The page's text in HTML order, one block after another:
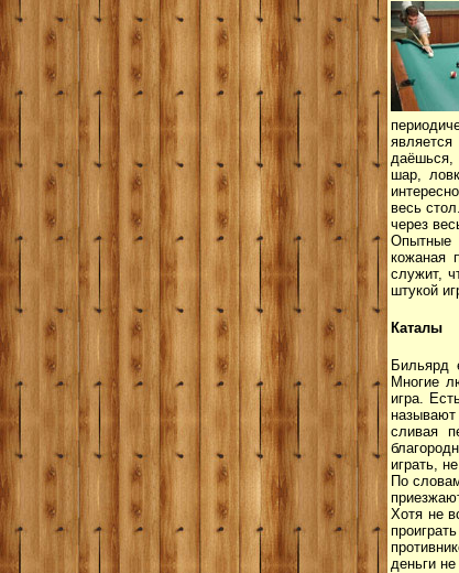
даёшься,
шар,
весь
через
Опытные
кожаная
служит,
штукой
Каталы
Бильярд
Многие
игра.
сливая
играть,
По
Хотя не
деньги